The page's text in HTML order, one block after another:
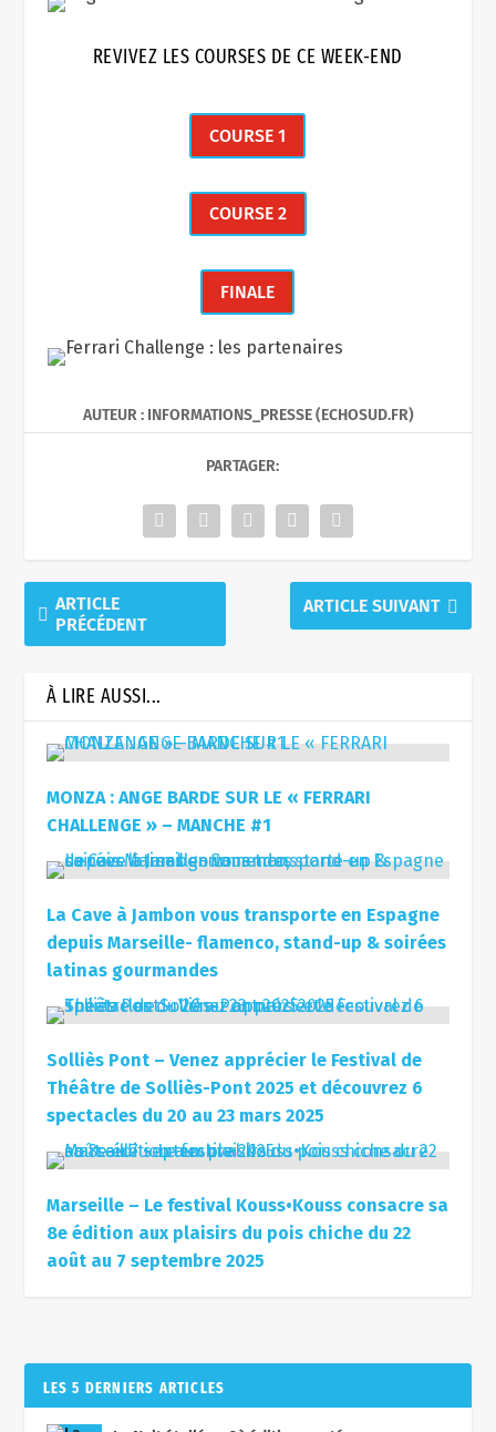
REVIVEZ LES COURSES DE CE WEEK-END
COURSE 1
COURSE 2
FINALE
AUTEUR : INFORMATIONS_PRESSE (ECHOSUD.FR)
PARTAGER:
ARTICLE
PRÉCÉDENT
ARTICLE SUIVANT
À LIRE AUSSI...
MONZA : ANGE BARDE SUR LE « FERRARI
CHALLENGE » – MANCHE #1
La Cave à Jambon vous transporte en Espagne
depuis Marseille- flamenco, stand-up & soirées
latinas gourmandes
Solliès Pont – Venez apprécier le Festival de
Théâtre de Solliès-Pont 2025 et découvrez 6
spectacles du 20 au 23 mars 2025
Marseille – Le festival Kouss•Kouss consacre sa
8e édition aux plaisirs du pois chiche du 22
août au 7 septembre 2025
LES 5 DERNIERS ARTICLES